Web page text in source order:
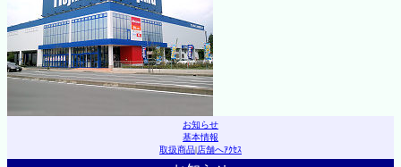
お知らせ
基本情報
取扱商品|店舗へｱｸｾｽ